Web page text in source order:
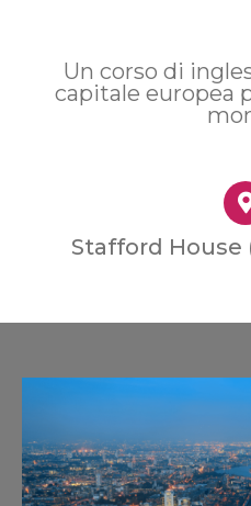
Un corso di
capitale europea
Stafford House